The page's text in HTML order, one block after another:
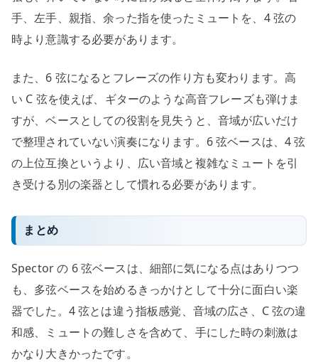
手、左手、親指、余った指を使ったミュートを、4 弦の
時より意識する必要があります。
また、6 弦になるとフレーズの作り方も変わります。高
い C 弦を使えば、ギターのような高音フレーズも弾けま
すが、ベースとしての役割を見失うと、音域が広いだけ
で整理されていない演奏になります。6 弦ベースは、4 弦
の上位互換というより、広い音域と複雑なミュートを引
き受ける別の楽器として慣れる必要があります。
まとめ
Spector の 6 弦ベースは、細部に気になる点はありつつ
も、多弦ベースを始めるきっかけとして十分に面白い楽
器でした。4 弦とは違う指板感覚、音域の広さ、C 弦の違
和感、ミュートの難しさを含めて、手にした時の刺激は
かなり大きかったです。